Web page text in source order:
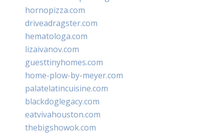
hornopizza.com
driveadragster.com
hematologa.com
lizaivanov.com
guesttinyhomes.com
home-plow-by-meyer.com
palatelatincuisine.com
blackdoglegacy.com
eatvivahouston.com
thebigshowok.com